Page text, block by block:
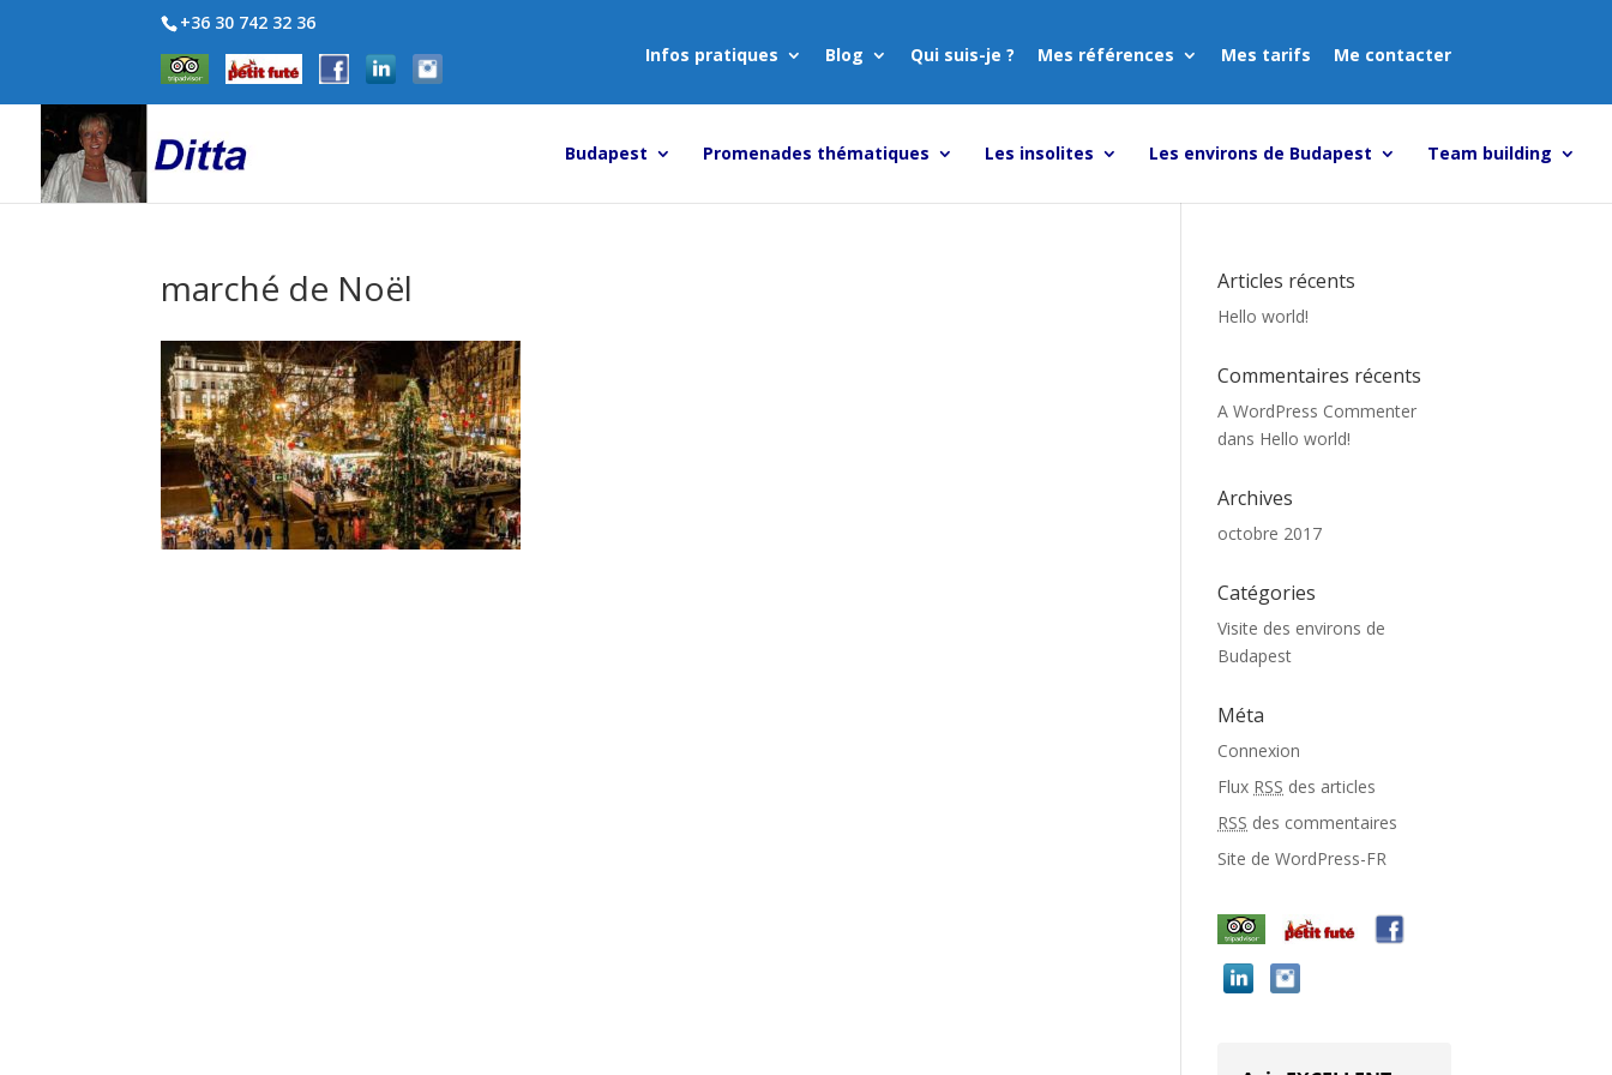
+36 30 742 32 36
Infos pratiques
Blog Qui suis-je ? Mes références Mes tarifs Me contacter
Budapest Promenades thématiques Les insolites Les environs de Budapest Team building
marché de Noël Articles récents
Hello world!
Commentaires récents
A WordPress Commenter
dans Hello world!
Archives
octobre 2017
Catégories
Visite des environs de
Budapest
Méta
Connexion
Flux RSS des articles
RSS des commentaires
Site de WordPress-FR